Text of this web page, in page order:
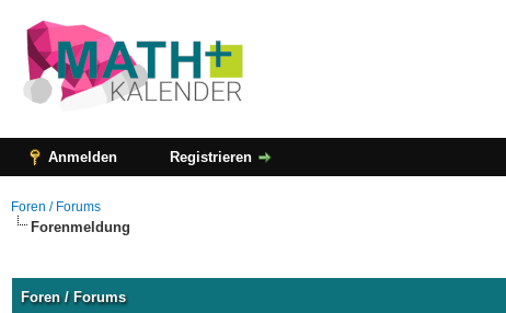
Anmelden Registrieren
Foren / Forums
Forenmeldung
Foren / Forums